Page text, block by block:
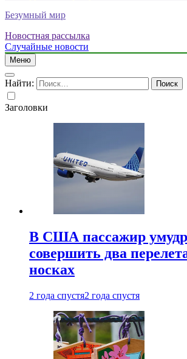
Безумный мир
Новостная рассылка
Случайные новости
Меню
Найти:
Заголовки
В США пассажир
совершить два
носках
2 года спустя2 года спустя